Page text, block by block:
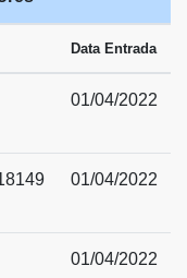
Data Entrada
01/04/2022
01/04/2022
01/04/2022